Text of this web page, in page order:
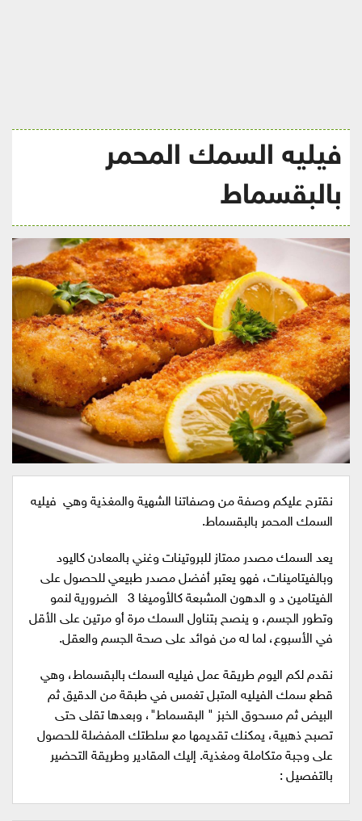
فيليه السمك المحمر
بالبقسماط
نقترح عليكم وصفة من وصفاتنا الشهية والمغذية وهي فيليه
السمك المحمر بالبقسماط.
يعد السمك مصدر ممتاز للبروتينات وغني بالمعادن كاليود
وبالفيتامينات، فهو يعتبر أفضل مصدر طبيعي للحصول على
الفيتامين د و الدهون المشبعة كالأوميغا 3 الضرورية لنمو
وتطور الجسم، و ينصح بتناول السمك مرة أو مرتين على الأقل
في الأسبوع، لما له من فوائد على صحة الجسم والعقل.
نقدم لكم اليوم طريقة عمل فيليه السمك بالبقسماط، وهي
قطع سمك الفيليه المتبل تغمس في طبقة من الدقيق ثم
البيض ثم مسحوق الخبز " البقسماط"، وبعدها تقلى حتى
تصبح ذهبية، يمكنك تقديمها مع سلطتك المفضلة للحصول
على وجبة متكاملة ومغذية. إليك المقادير وطريقة التحضير
بالتفصيل :